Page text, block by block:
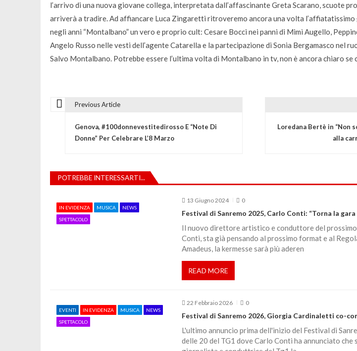
l’arrivo di una nuova giovane collega, interpretata dall’affascinante Greta Scarano, scuote
arriverà a tradire. Ad affiancare Luca Zingaretti ritroveremo ancora una volta
negli anni “Montalbano” un vero e proprio cult: Cesare Bocci nei panni di Mimì Augello,
Angelo Russo nelle vesti dell’agente Catarella e la partecipazione di Sonia Bergamasco nel
Salvo Montalbano. Potrebbe essere l’ultima volta di Montalbano in tv, non è ancora chiaro se
v
i
g
o
Previous Article
Genova, #100donnevestitedirosso E “Note Di
Donne” Per Celebrare L’8 Marzo
Loredana Bertè in “Non
alla
POTREBBE INTERESSARTI...
IN EVIDENZA MUSICA
NEWS
SPETTACOLO
13 Giugno 2024 0
Festival di Sanremo 2025, Carlo Conti: “Torna la
Il nuovo direttore artistico e conduttore del
Conti, sta già pensando al prossimo format e al
Amadeus, la kermesse sarà più aderen
READ MORE
EVENTI IN EVIDENZA MUSICA
NEWS
SPETTACOLO
22 Febbraio 2026 0
Festival di Sanremo 2026, Giorgia Cardinaletti co-
L'ultimo annuncio prima dell'inizio del Festival di
delle 20 del TG1 dove Carlo Conti ha annunciato